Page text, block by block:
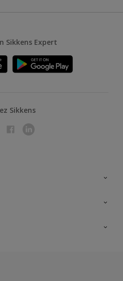
Sikkens Expert
Sikkens